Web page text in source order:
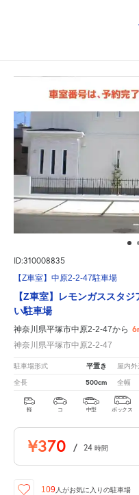
ID:310008835
【Z車室】中原2-2-47駐車場
【Z車室】レモンガススタ
い駐車場
神奈川県平塚市中原2-2-47から
神奈川県平塚市中原2-2-47
駐車場形式 平置き 屋内
全長 500cm 全幅
軽 コ 中型 ボックス
¥370 / 24 時間
109 人がお気に入りの駐車場